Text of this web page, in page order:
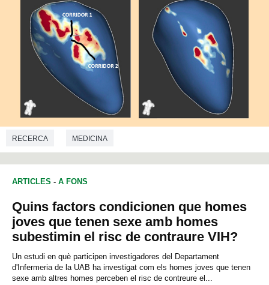
RECERCA MEDICINA
ARTICLES - A FONS
Quins factors condicionen que homes
joves que tenen sexe amb homes
subestimin el risc de contraure VIH?
Un estudi en què participen investigadores del Departament
d'Infermeria de la UAB ha investigat com els homes joves que tenen
sexe amb altres homes perceben el risc de contreure el...